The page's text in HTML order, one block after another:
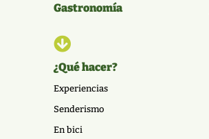
Gastronomía

¿Qué hacer?
Experiencias
Senderismo
En bici